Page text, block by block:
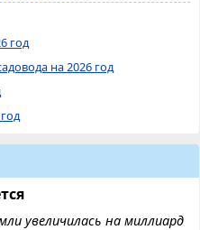
год
на 2026 год
увеличилась на миллиард